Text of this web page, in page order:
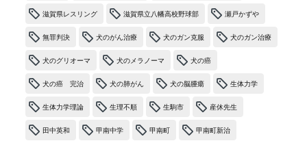
滋賀県レスリング 滋賀県立八幡高校野球部 瀬戸かずや
無罪判決 犬のがん治療 犬のガン克服 犬のガン治療
犬のグリオーマ 犬のメラノーマ 犬の癌
犬の癌 完治 犬の肺がん 犬の脳腫瘍 生体力学
生体力学理論 生理不順 生駒市 産休先生
田中英和 甲南中学 甲南町 甲南町新治